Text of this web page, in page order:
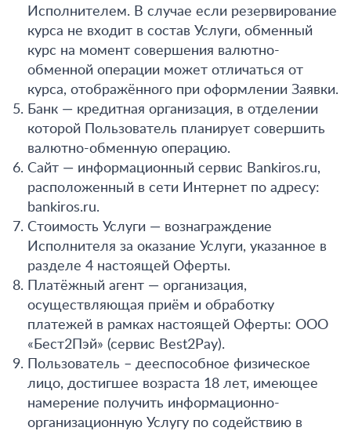
Исполнителем. В случае если резервирование
курса не входит в состав Услуги, обменный
курс на момент совершения валютно-
обменной операции может отличаться от
курса, отображённого при оформлении Заявки.
Банк — кредитная организация, в отделении
которой Пользователь планирует совершить
валютно-обменную операцию.
Сайт — информационный сервис Bankiros.ru,
расположенный в сети Интернет по адресу:
bankiros.ru.
Стоимость Услуги — вознаграждение
Исполнителя за оказание Услуги, указанное в
разделе 4 настоящей Оферты.
Платёжный агент — организация,
осуществляющая приём и обработку
платежей в рамках настоящей Оферты: ООО
«Бест2Пэй» (сервис Best2Pay).
Пользователь – дееспособное физическое
лицо, достигшее возраста 18 лет, имеющее
намерение получить информационно-
организационную Услугу по содействию в